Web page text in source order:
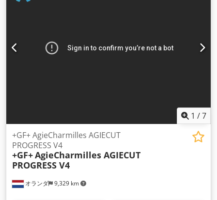
供給機能を備えたウォーターバスマシン 自動フロントドア付き
快適なセットアップが可能なAGIEJOGGERハンドボックス付属
1 /7
オランダ 9,329 km
+GF+ AgieCharmilles AGIECUT
PROGRESS V4
+GF+AgieCharmilles AGIECUT
PROGRESS V4